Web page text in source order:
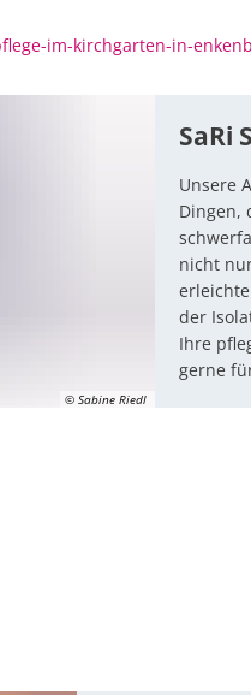
im-kirchgarten-in-
© Sabine Riedl
SaRi
Unsere
Dingen,
nicht
der
Ihre
gerne